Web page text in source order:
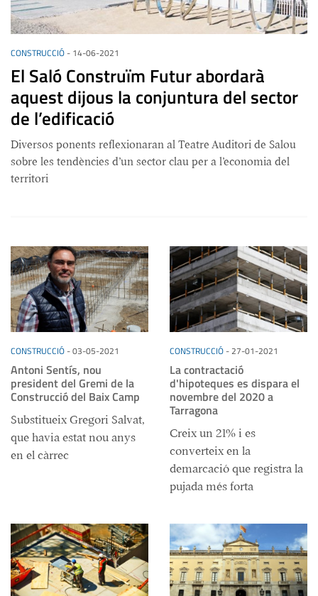
CONSTRUCCIÓ- 14-06-2021
El Saló Construïm Futur abordarà
aquest dijous la conjuntura del sector
de l’edificació
Diversos ponents reflexionaran al Teatre Auditori de Salou
sobre les tendències d’un sector clau per a l’economia del
territori
CONSTRUCCIÓ-03-05-2021
Antoni Sentís, nou
president del Gremi de la
Construcció del Baix Camp
Substitueix Gregori Salvat,
que havia estat nou anys
en el càrrec
CONSTRUCCIÓ-27-01-2021
La contractació
d'hipoteques es dispara el
novembre del 2020 a
Tarragona
Creix un 21% i es
converteix en la
demarcació que registra la
pujada més forta